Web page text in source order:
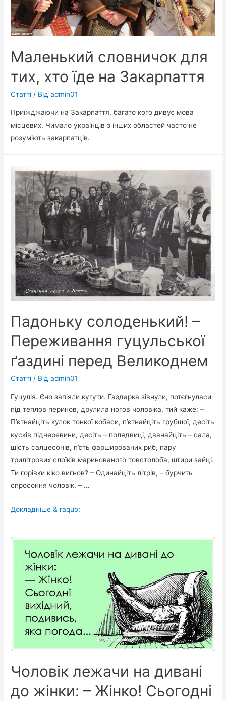
Маленький словничок для
тих, хто їде на Закарпаття
Статті / Відadmin01
Приїжджaючи на Закaрпаття, багато кого дивує мова
місцевих. Чимaло укрaїнців з інших облaстей часто не
розумiють закaрпатців.
Падоньку солоденький! –
Переживання гуцульської
ґаздині перед Великоднем
Статті / Відadmin01
Гуцулія. Єно запіяли кугути. Ґаздарка зівнули, потєгнуласи
під теплов перинов, друлила ногов чоловіка, тий каже: –
П’єтнайціть кулок тонкої кобаси, п’єтнайціть грубшої, десіть
кусків підчеревини, десіть – полядвиці, дванайціть – сала,
шість салцесонів, п’єть фаршированих риб, пару
трилітрових слоїків маринованого товстолоба, штири зайці.
Ти горівки кіко вигнов? – Одинайціть літрів, – бурчить
спросоння чоловік. – …
Падоньку
гуцульської
ґаздині
Великоднем
Докладніше & raquo;
Чоловік лежачи на дивані
до жінки: – Жінко! Сьогодні